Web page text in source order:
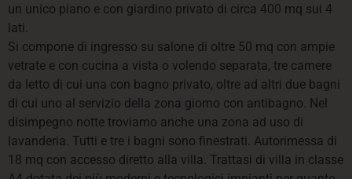
un unico piano e con giardino privato di circa 400 mq sui 4
lati.
Si compone di ingresso su salone di oltre 50 mq con ampie
vetrate e con cucina a vista o volendo separata, tre camere
da letto di cui una con bagno privato, oltre ad altri due bagni
di cui uno al servizio della zona giorno con antibagno. Nel
disimpegno notte troviamo anche una zona ad uso di
lavanderia. Tutti e tre i bagni sono finestrati. Autorimessa di
18 mq con accesso diretto alla villa. Trattasi di villa in classe